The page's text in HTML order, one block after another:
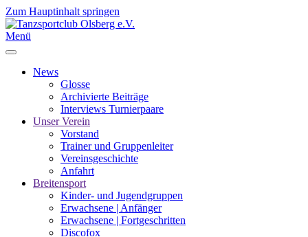
Zum Hauptinhalt springen
Menü
News
Glosse
Archivierte Beiträge
Interviews Turnierpaare
Unser Verein
Vorstand
Trainer und Gruppenleiter
Vereinsgeschichte
Anfahrt
Breitensport
Kinder- und Jugendgruppen
Erwachsene | Anfänger
Erwachsene | Fortgeschritten
Discofox